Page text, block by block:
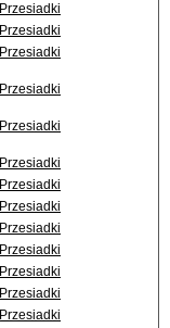
Przesiadki
Przesiadki
Przesiadki
Przesiadki
Przesiadki
Przesiadki
Przesiadki
Przesiadki
Przesiadki
Przesiadki
Przesiadki
Przesiadki
Przesiadki